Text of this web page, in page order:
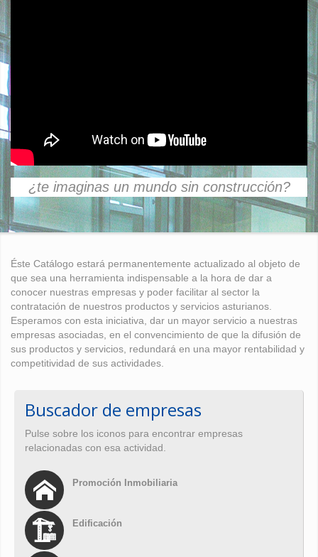
¿te imaginas un mundo sin construcción?
Éste Catálogo estará permanentemente actualizado al objeto de
que sea una herramienta indispensable a la hora de dar a
conocer nuestras empresas y poder facilitar al sector la
contratación de nuestros productos y servicios asturianos.
Esperamos con esta iniciativa, dar un mayor servicio a nuestras
empresas asociadas, en el convencimiento de que la difusión de
sus productos y servicios, redundará en una mayor rentabilidad y
competitividad de sus actividades.
Buscador de empresas
Pulse sobre los iconos para encontrar empresas
relacionadas con esa actividad.
Promoción Inmobiliaria
Edificación